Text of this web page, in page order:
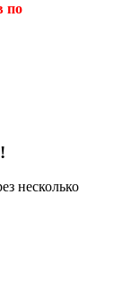
по
несколько